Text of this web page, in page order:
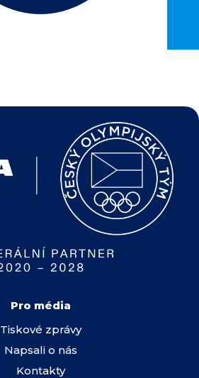
Pro média
Tiskové zprávy
Napsali o nás
Kontakty